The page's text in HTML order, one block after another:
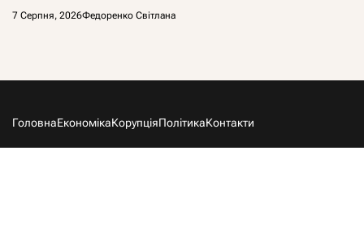
7 Серпня, 2026Федоренко Світлана
ГоловнаЕкономікаКорупціяПолітикаКонтакти